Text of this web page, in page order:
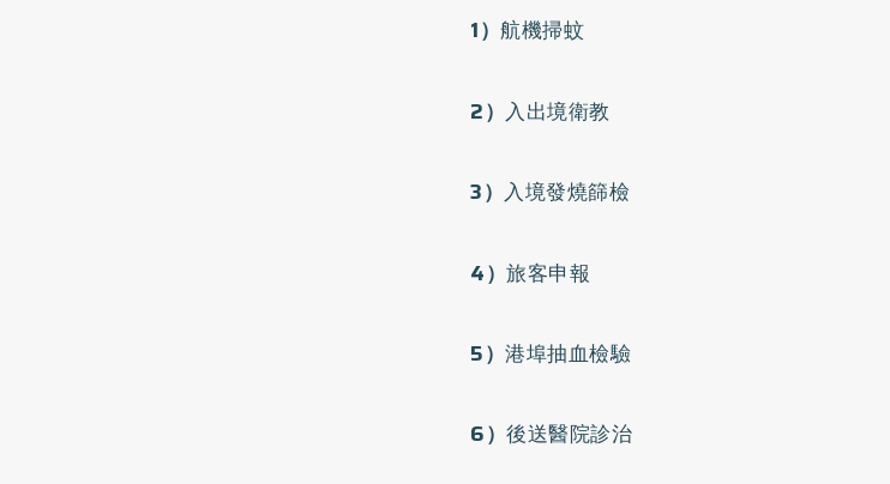
1） 航機掃蚊
2） 入出境衛教
3） 入境發燒篩檢
4） 旅客申報
5） 港埠抽血檢驗
6） 後送醫院診治